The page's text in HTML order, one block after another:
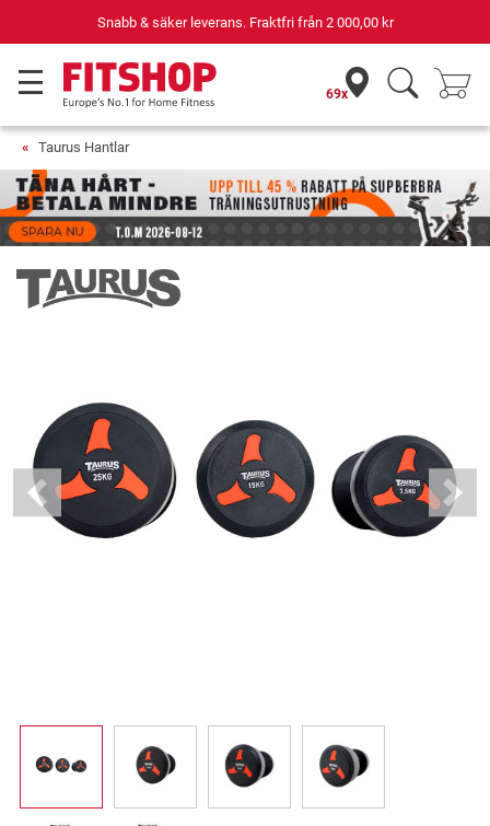
Snabb & säker leverans. Fraktfri från 2 000,00 kr
69x
Taurus Hantlar
Previous Next